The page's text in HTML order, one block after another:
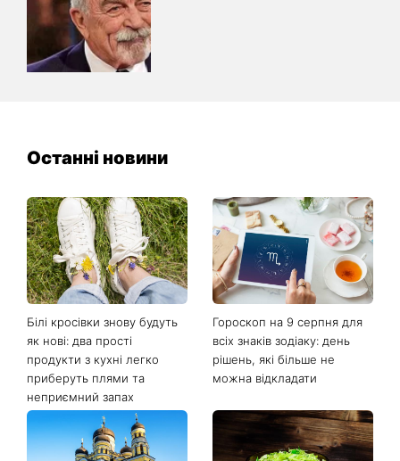
Останні новини
Білі кросівки знову будуть
як нові: два прості
продукти з кухні легко
приберуть плями та
неприємний запах
Гороскоп на 9 серпня для
всіх знаків зодіаку: день
рішень, які більше не
можна відкладати